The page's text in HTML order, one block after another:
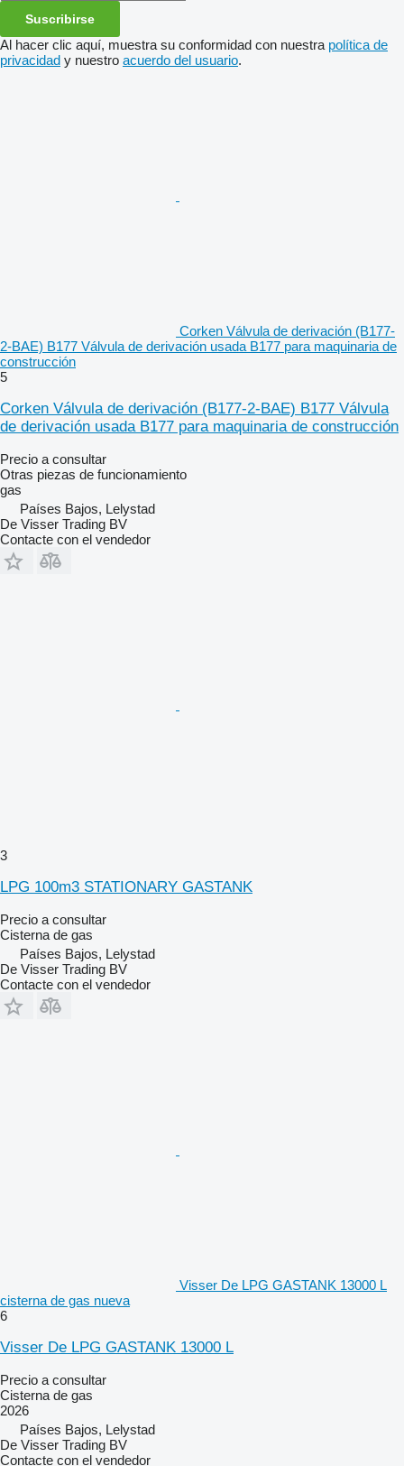
Suscribirse
Al hacer clic aquí, muestra su conformidad con nuestra política de
privacidad y nuestro acuerdo del usuario.
Corken Válvula de derivación (B177-
2-BAE) B177 Válvula de derivación usada B177 para maquinaria de
construcción
5
Corken Válvula de derivación (B177-2-BAE) B177 Válvula
de derivación usada B177 para maquinaria de construcción
Precio a consultar
Otras piezas de funcionamiento
gas
Países Bajos, Lelystad
De Visser Trading BV
Contacte con el vendedor
3
LPG 100m3 STATIONARY GASTANK
Precio a consultar
Cisterna de gas
Países Bajos, Lelystad
De Visser Trading BV
Contacte con el vendedor
Visser De LPG GASTANK 13000 L
cisterna de gas nueva
6
Visser De LPG GASTANK 13000 L
Precio a consultar
Cisterna de gas
2026
Países Bajos, Lelystad
De Visser Trading BV
Contacte con el vendedor